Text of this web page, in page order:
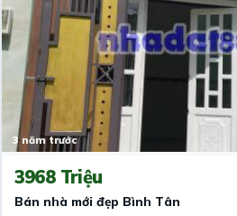
3 năm trước
3968 Triệu
Bán nhà mới đẹp Bình Tân